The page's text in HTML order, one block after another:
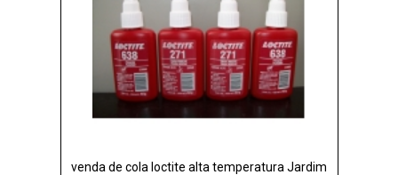
venda de cola loctite alta temperatura Jardim